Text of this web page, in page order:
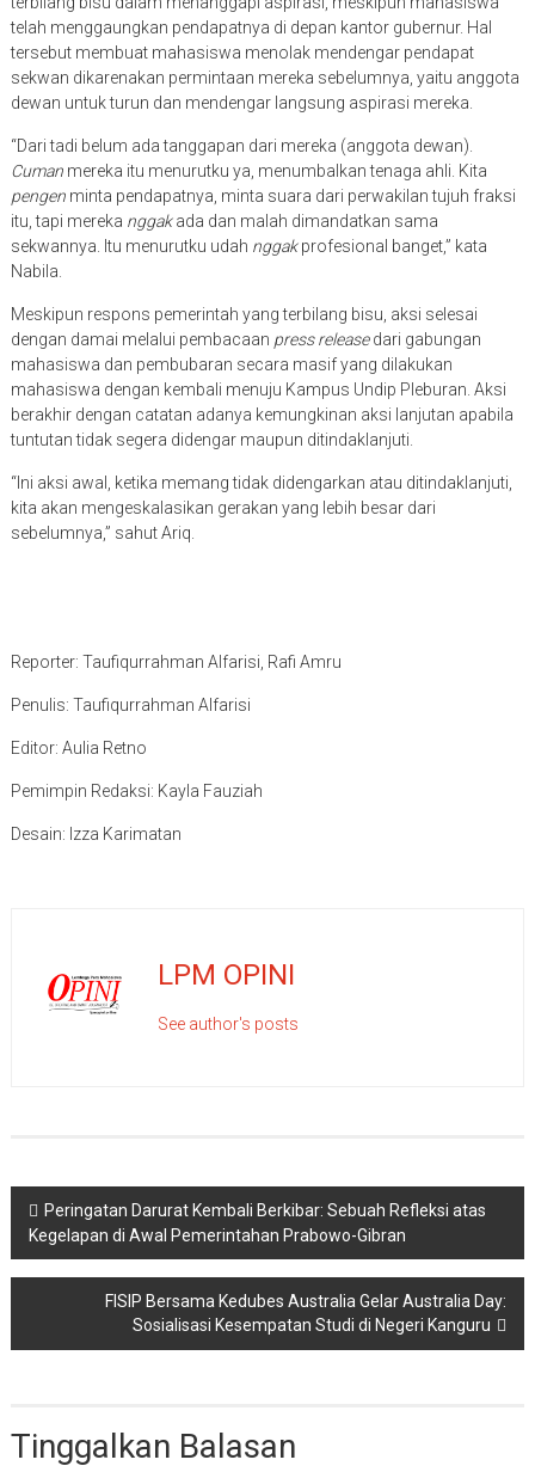
telah menggaungkan pendapatnya di depan kantor gubernur. Hal
tersebut membuat mahasiswa menolak mendengar pendapat
sekwan dikarenakan permintaan mereka sebelumnya, yaitu anggota
dewan untuk turun dan mendengar langsung aspirasi mereka.
“Dari tadi belum ada tanggapan dari mereka (anggota dewan).
Cumanmereka itu menurutku ya, menumbalkan tenaga ahli. Kita
pengenminta pendapatnya, minta suara dari perwakilan tujuh fraksi
itu, tapi mereka nggakada dan malah dimandatkan sama
sekwannya. Itu menurutku udah nggakprofesional banget,” kata
Nabila.
Meskipun respons pemerintah yang terbilang bisu, aksi selesai
dengan damai melalui pembacaan press releasedari gabungan
mahasiswa dan pembubaran secara masif yang dilakukan
mahasiswa dengan kembali menuju Kampus Undip Pleburan. Aksi
berakhir dengan catatan adanya kemungkinan aksi lanjutan apabila
tuntutan tidak segera didengar maupun ditindaklanjuti.
“Ini aksi awal, ketika memang tidak didengarkan atau ditindaklanjuti,
kita akan mengeskalasikan gerakan yang lebih besar dari
sebelumnya,” sahut Ariq.
Reporter: Taufiqurrahman Alfarisi, Rafi Amru
Penulis: Taufiqurrahman Alfarisi
Editor: Aulia Retno
Pemimpin Redaksi: Kayla Fauziah
Desain: Izza Karimatan
LPM OPINI
See author's posts
Navigasi
pos
Peringatan Darurat Kembali Berkibar: Sebuah Refleksi atas
Kegelapan di Awal Pemerintahan Prabowo-Gibran
FISIP Bersama Kedubes Australia Gelar Australia Day:
Sosialisasi Kesempatan Studi di Negeri Kanguru
Tinggalkan Balasan